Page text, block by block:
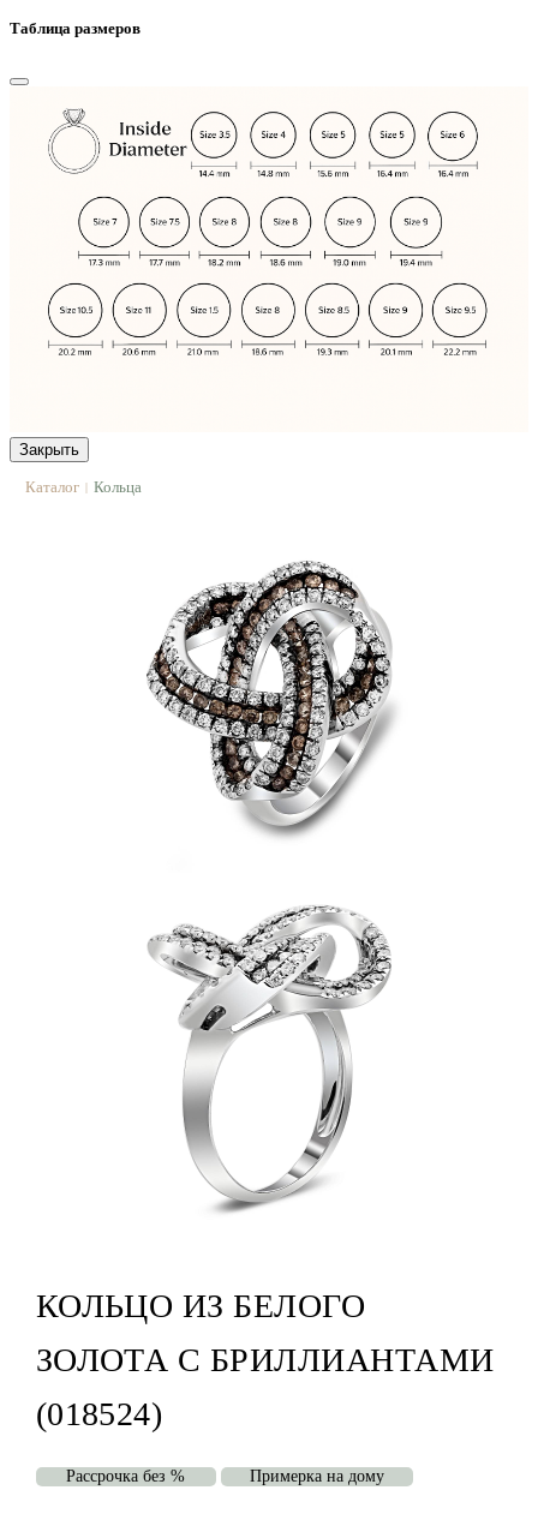
Таблица размеров
Закрыть
Каталог | Кольца
КОЛЬЦО ИЗ БЕЛОГО
ЗОЛОТА С БРИЛЛИАНТАМИ
(018524)
Рассрочка без % Примерка на дому